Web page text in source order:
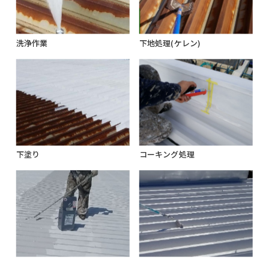
洗浄作業 下地処理(ケレン)
下塗り コーキング処理